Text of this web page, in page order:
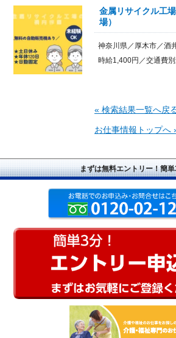
金属リサイクル工
場）
神奈川県／厚木市／酒
時給1,400円／交通費
« 検索結果一覧へ戻
お仕事情報トップへ
まずは無料エントリー！簡